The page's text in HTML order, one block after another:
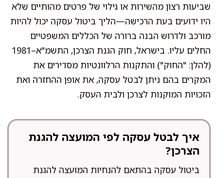
שביעות רצון מהשירות או גילוי של פרטים מהותיים שלא
היו ידועים בעת הרכישה—הליך ביטול עסקה יכול להיות
מורכב ולדרוש הבנה ברורה של הכללים המשפטיים
החלים עליו. בישראל, חוק הגנת הצרכן, התשמ"א–1981
(להלן: "החוק") והתקנות הרלוונטיות מסדירים את
המקרים בהם ניתן לבטל עסקה, את אופן ההחזרה ואת
הזכויות המוקנות לצרכן ולבית העסק.
איך לבטל עסקה לפי המועצה להגנת
הצרכן?
ביטול עסקה בהתאם להנחיות המועצה להגנת